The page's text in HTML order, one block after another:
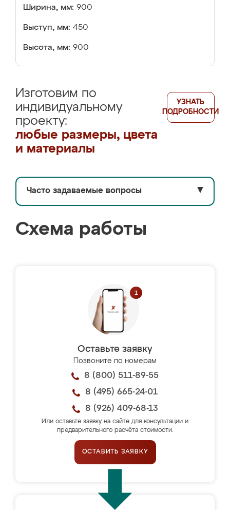
Ширина, мм: 900
Выступ, мм: 450
Высота, мм: 900
Изготовим по
индивидуальному
проекту:
любые размеры, цвета
и материалы
УЗНАТЬ
ПОДРОБНОСТИ
Часто задаваемые вопросы ▼
Схема работы
Оставьте заявку
Позвоните по номерам
8 (800) 511-89-55
8 (495) 665-24-01
8 (926) 409-68-13
Или оставьте заявку на сайте для консультации и
предварительного расчёта стоимости.
ОСТАВИТЬ ЗАЯВКУ